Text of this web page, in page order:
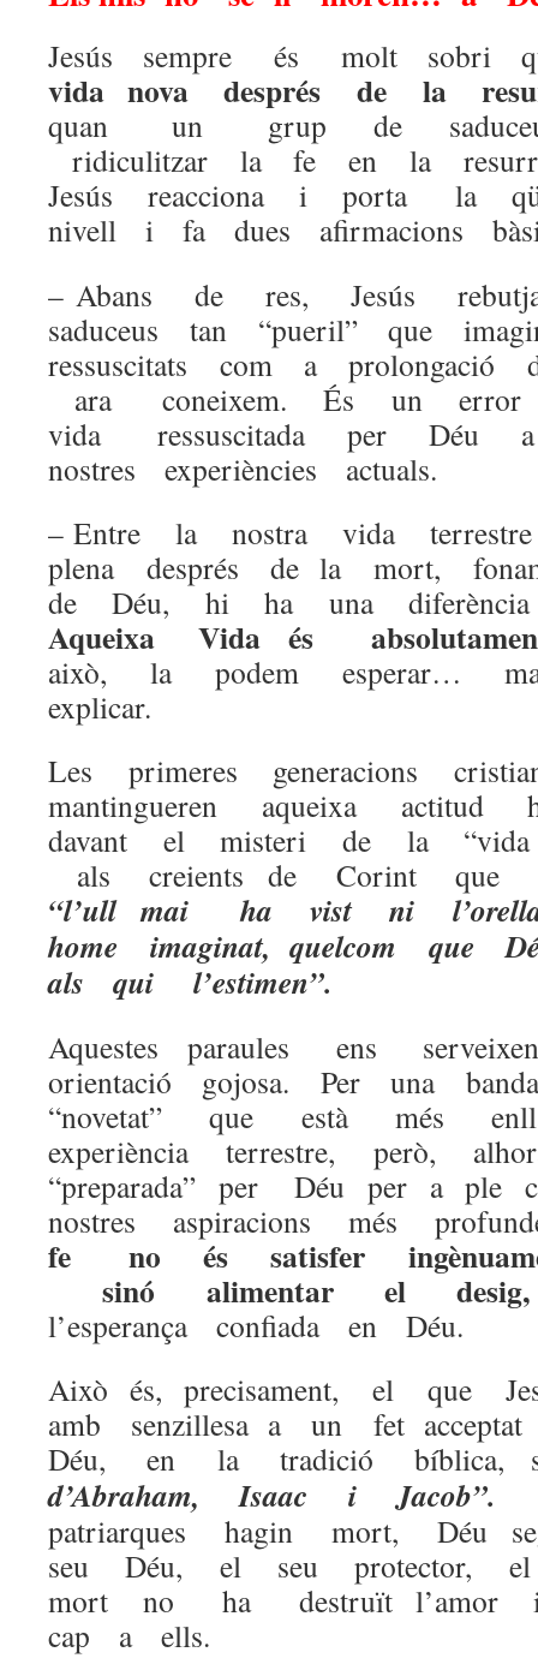
Jesús sempre és molt
vida nova després de la
quan un grup de
ridiculitzar la fe en la
Jesús reacciona i porta la
nivell i fa dues afirmacions
– Abans de res, Jesús
saduceus tan “pueril” que
ressuscitats com a prolongació
ara coneixem. És un error
vida ressuscitada per
nostres experiències actuals.
– Entre la nostra vida
plena després de la mort,
de Déu, hi ha una
Aqueixa Vida és
això, la podem esperar…
explicar.
Les primeres generacions
mantingueren aqueixa
davant el misteri de la
als creients de Corint que
“l’ull mai ha vist ni
home imaginat, quelcom
als qui l’estimen”.
Aquestes paraules ens
orientació gojosa. Per una
“novetat” que està més
experiència terrestre, però,
“preparada” per Déu per a
nostres aspiracions més
fe no és satisfer
sinó alimentar el
l’esperança confiada en Déu.
Això és, precisament, el que
amb senzillesa a un fet
Déu, en la tradició bíblica,
d’Abraham, Isaac i Jacob”.
patriarques hagin mort, Déu
seu Déu, el seu
mort no ha destruït l’amor
cap a ells.